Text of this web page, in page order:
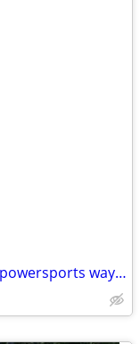
Johana Powers DBA trembling earth powersports waycross